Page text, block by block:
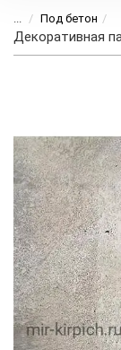
... Под бетон
Декоративная